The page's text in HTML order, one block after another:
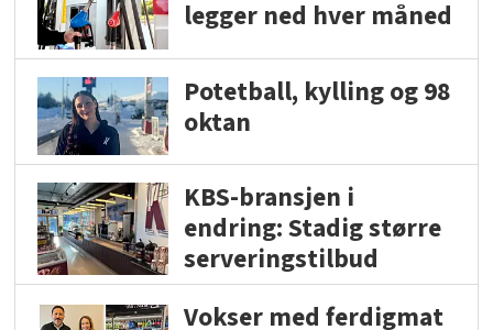
legger ned hver måned
Potetball, kylling og 98
oktan
KBS-bransjen i
endring: Stadig større
serveringstilbud
Vokser med ferdigmat